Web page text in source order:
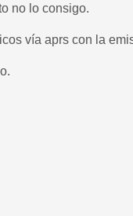
no lo consigo.
vía aprs con la